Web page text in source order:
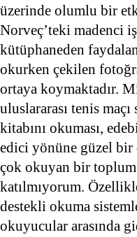
üzerinde olumlu bir
Norveç’teki madenci
kütüphaneden
okurken çekilen
ortaya koymaktadır.
uluslararası tenis
kitabını okuması,
edici yönüne güzel bir
çok okuyan bir toplum
katılmıyorum.
destekli okuma
okuyucular arasında